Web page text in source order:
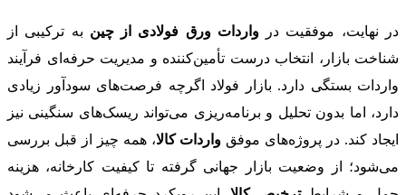
در نهایت، موفقیت درواردات ورق فولادی از چین به ترکیبی از
شناخت بازار، انتخاب درست تأمین‌کننده و مدیریت حرفه‌ای فرآیند
واردات بستگی دارد. بازار فولاد اگرچه فرصت‌های سودآور زیادی
دارد، اما بدون تحلیل و برنامه‌ریزی می‌تواند ریسک‌های سنگینی نیز
ایجاد کند. در پروژه‌های موفق واردات کالا، همه چیز از قبل بررسی
می‌شود؛ از وضعیت بازار جهانی گرفته تا کیفیت کارخانه، هزینه